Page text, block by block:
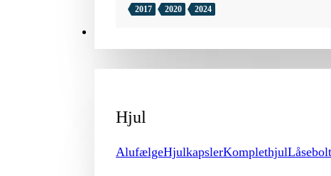
2017 2020 2024
Hjul
AlufælgeHjulkapslerKomplethjul